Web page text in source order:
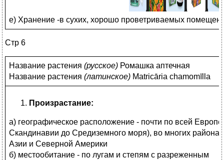
е) Хранение -в сухих, хорошо проветриваемых
Стр 6
Название растения (русское) Ромашка аптечная
Название растения (латинское) Matricāria chamomīlla
Произрастание:
а) географическое расположение - почти по всей Европе
Скандинавии до Средиземного моря), во многих районах
Азии и Северной Америки
б) местообитание - по лугам и степям с разреженным